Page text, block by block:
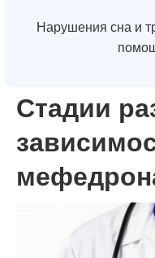
Нарушения сна и
Стадии